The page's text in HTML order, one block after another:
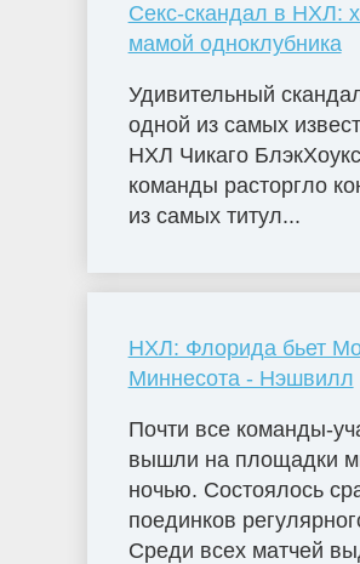
Секс-скандал в НХЛ:
мамой одноклубника
Удивительный
одной из самых
НХЛ Чикаго
команды расторгло
из самых титул...
НХЛ: Флорида бьет
Миннесота - Нэшвилл
Почти все команды-
вышли на площадки
ночью. Состоялось
поединков
Среди всех матчей